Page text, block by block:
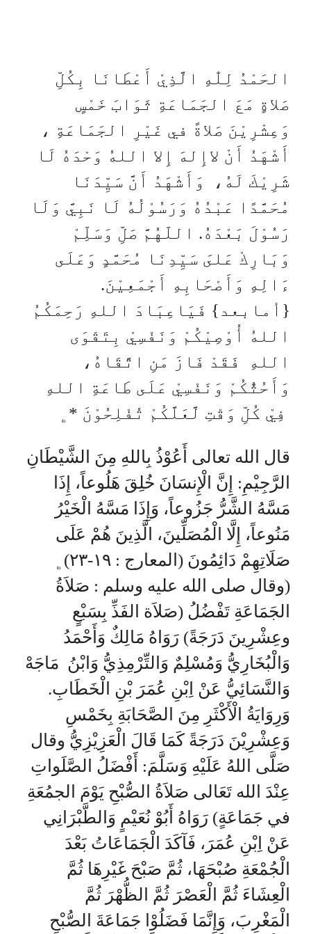
الحَمْدُ لِلّٰهِ الَّذِيْ أَعْطَانَا بِكُلِّ
صَلاةٍ مَعَ الجَمَاعَةِ ثَوَابَ خَمْسٍ
وَعِشْرِيْنَ صَلاةً في غَيْرِ الجَمَاعَةِ ،
أَشْهَدُ أَنْ لاإِلهَ إِلا اللهُ وَحْدَهُ لَا
شَرِيْكَ لَهُ، وَأَشْهَدُ أَنَّ سَيِّدَنَا
مُحَمَّدًا عَبْدُهُ وَرَسُوْلُهُ لَا نَبِيَّ وَلَا
رَسُوْلَ بَعْدَهُ. اللّهُمَّ صَلِّ وَسَلِّمْ
وَبَارِكْ عَلىَ سَيِّدِنَا مُحَمَّدٍ وَعَلَى
ءَالِهِ وَأَصْحَابِهِ أَجْمَعِيْنَ.
{أمابعد} فَيَاعِبَادَ اللهِ رَحِمَكُمُ
اللهُ أُوْصِيْكُمْ وَنَفْسِيْ بِتَقْوَى
اللهِ فَقَدْ فَازَ مَنِ اتَّقَاهُ،
وَأَحُثُّكُمْ وَنَفْسِيْ عَلَى طَاعَةِ اللهِ
قال الله تعالى أَعُوْذُ بِاللهِ مِنَ الشَّيْطَانِ
الرَّجِيْمِ: إِنَّ الْإِنسَانَ خُلِقَ هَلُوعاً، إِذَا
مَسَّهُ الشَّرُّ جَزُوعاً، وَإِذَا مَسَّهُ الْخَيْرُ
مَنُوعاً، إِلَّا الْمُصَلِّينَ، الَّذِينَ هُمْ عَلَى
صَلَاتِهِمْ دَائِمُونَ (المعارج : ١٩-٢٣)﯁
(وقال صلى الله عليه وسلم : صَلاَةُ
الجَمَاعَةِ تَفْضُلُ (صَلاَة الفَذِّ بِسَبْعٍ
وعِشْرِينَ دَرَجَةً) رَوَاهُ مَالِكٌ وَأَحْمَدُ
وَالْبُخَارِيُّ وَمُسْلِمٌ وَالتِّرْمِذِيُّ وَابْنُ مَاجَهْ
وَالنَّسَائِيُّ عَنْ اِبْنِ عُمَرَ بْنِ الْخَطَابِ.
وَرِوَايَةُ الْأَكْثَرِ مِنَ الصَّحَابَةِ بِخَمْسِ
وَعِشْرِيْنَ دَرَجَةً كَمَا قَالَ الْعَزِيْزِيُّ وقال
صَلَّى اللهُ عَلَيْهِ وَسَلَّمَ: أَفْضَلُ الصَّلَواتِ
عِنْدَ الله تَعَالى صَلاَةُ الصُّبْحِ يَوْمَ الجمُعَةِ
في جَمَاعَةٍ) رَوَاهُ أَبُوْ نُعَيْمٍ وَالطَّبْرَانِي
عَنْ اِبْنِ عُمَرَ، فَآكَدَ الْجَمَاعَاتُ بَعْدَ
الْجُمْعَةِ صُبْحَهَا، ثُمَّ صَبْحَ غَيْرِهَا ثُمَّ
الْعِشَاءَ ثُمَّ الْعَصْرَ ثُمَّ الظُّهْرَ ثُمَّ
الْمَغْرِبَ، وَإِنَّمَا فَضَلُوْا جَمَاعَةَ الصُّبْحِ